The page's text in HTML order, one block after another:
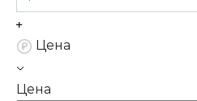
Цена
Цена